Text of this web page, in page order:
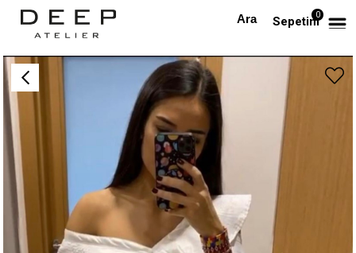
Sepetim0
Anasayfa Beyaz Asimetrik Tasarım Bluz